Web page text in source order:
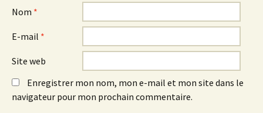
Nom *
E-mail *
Site web
Enregistrer mon nom, mon e-mail et mon site dans le
navigateur pour mon prochain commentaire.